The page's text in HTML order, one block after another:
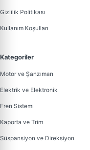
Gizlilik Politikası
Kullanım Koşulları
Kategoriler
Motor ve Şanzıman
Elektrik ve Elektronik
Fren Sistemi
Kaporta ve Trim
Süspansiyon ve Direksiyon